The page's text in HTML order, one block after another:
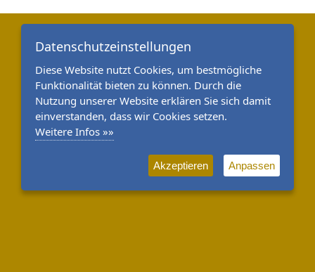
Datenschutzeinstellungen
Diese Website nutzt Cookies, um bestmögliche
Funktionalität bieten zu können. Durch die
Nutzung unserer Website erklären Sie sich damit
einverstanden, dass wir Cookies setzen.
Weitere Infos »»
Akzeptieren Anpassen